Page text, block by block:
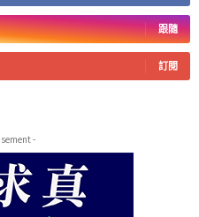
跟隨
訂閱
-